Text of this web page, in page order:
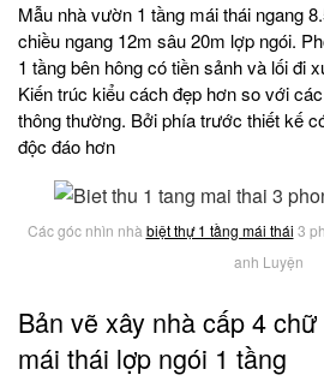
Mẫu nhà vườn 1 tầng mái thái ngang
chiều ngang 12m sâu 20m lợp ngói.
1 tầng bên hông có tiền sảnh và lối đi
Kiến trúc kiểu cách đẹp hơn so với
thông thường. Bởi phía trước thiết kế
độc đáo hơn
Các góc nhìn nhà biệt thự 1 tầng mái thái 3
anh Luyện
Bản vẽ xây nhà cấp 4
mái thái lợp ngói 1 tầng